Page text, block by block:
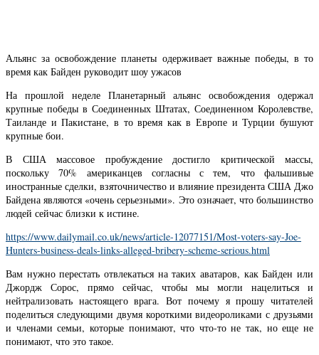
Альянс за освобождение планеты одерживает важные победы, в то
время как Байден руководит шоу ужасов
На прошлой неделе Планетарный альянс освобождения одержал
крупные победы в Соединенных Штатах, Соединенном Королевстве,
Таиланде и Пакистане, в то время как в Европе и Турции бушуют
крупные бои.
В США массовое пробуждение достигло критической массы,
поскольку 70% американцев согласны с тем, что фальшивые
иностранные сделки, взяточничество и влияние президента США Джо
Байдена являются «очень серьезными». Это означает, что большинство
людей сейчас близки к истине.
https://www.dailymail.co.uk/news/article-12077151/Most-voters-say-Joe-
Hunters-business-deals-links-alleged-bribery-scheme-serious.html
Вам нужно перестать отвлекаться на таких аватаров, как Байден или
Джордж Сорос, прямо сейчас, чтобы мы могли нацелиться и
нейтрализовать настоящего врага. Вот почему я прошу читателей
поделиться следующими двумя короткими видеороликами с друзьями
и членами семьи, которые понимают, что что-то не так, но еще не
понимают, что это такое.